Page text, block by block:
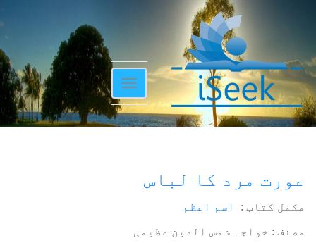
Toggle
navigation
عورت مرد کا لباس
مکمل کتاب : اسم اعظم
مصنف : خواجہ شمس الدین عظیمی